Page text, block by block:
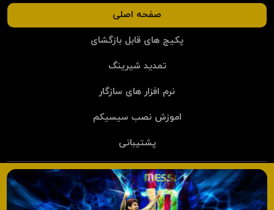
صفحه اصلی
پکیج های قابل بازگشای
تمدید شیرینگ
نرم افزار های سازگار
اموزش نصب سیسیکم
پشتیبانی